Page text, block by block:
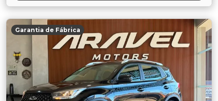
Garantia de Fábrica